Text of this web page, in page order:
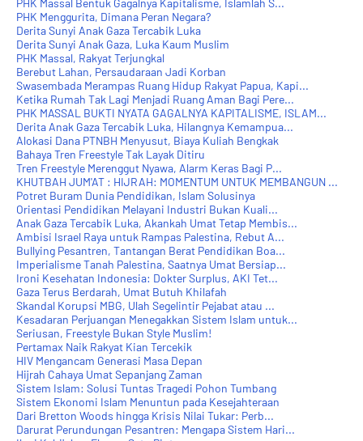
PHK Massal Bentuk Gagalnya Kapitalisme, Islamlah S...
PHK Menggurita, Dimana Peran Negara?
Derita Sunyi Anak Gaza Tercabik Luka
Derita Sunyi Anak Gaza, Luka Kaum Muslim
PHK Massal, Rakyat Terjungkal
Berebut Lahan, Persaudaraan Jadi Korban
Swasembada Merampas Ruang Hidup Rakyat Papua, Kapi...
Ketika Rumah Tak Lagi Menjadi Ruang Aman Bagi Pere...
PHK MASSAL BUKTI NYATA GAGALNYA KAPITALISME, ISLAM...
Derita Anak Gaza Tercabik Luka, Hilangnya Kemampua...
Alokasi Dana PTNBH Menyusut, Biaya Kuliah Bengkak
Bahaya Tren Freestyle Tak Layak Ditiru
Tren Freestyle Merenggut Nyawa, Alarm Keras Bagi P...
KHUTBAH JUM'AT : HIJRAH: MOMENTUM UNTUK MEMBANGUN ...
Potret Buram Dunia Pendidikan, Islam Solusinya
Orientasi Pendidikan Melayani Industri Bukan Kuali...
Anak Gaza Tercabik Luka, Akankah Umat Tetap Membis...
Ambisi Israel Raya untuk Rampas Palestina, Rebut A...
Bullying Pesantren, Tantangan Berat Pendidikan Boa...
Imperialisme Tanah Palestina, Saatnya Umat Bersiap...
Ironi Kesehatan Indonesia: Dokter Surplus, AKI Tet...
Gaza Terus Berdarah, Umat Butuh Khilafah
Skandal Korupsi MBG, Ulah Segelintir Pejabat atau ...
Kesadaran Perjuangan Menegakkan Sistem Islam untuk...
Seriusan, Freestyle Bukan Style Muslim!
Pertamax Naik Rakyat Kian Tercekik
HIV Mengancam Generasi Masa Depan
Hijrah Cahaya Umat Sepanjang Zaman
Sistem Islam: Solusi Tuntas Tragedi Pohon Tumbang
Sistem Ekonomi Islam Menuntun pada Kesejahteraan
Dari Bretton Woods hingga Krisis Nilai Tukar: Perb...
Darurat Perundungan Pesantren: Mengapa Sistem Hari...